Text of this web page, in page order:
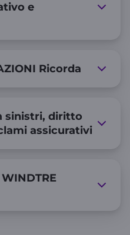
e
Ricorda
sinistri, diritto
assicurativi